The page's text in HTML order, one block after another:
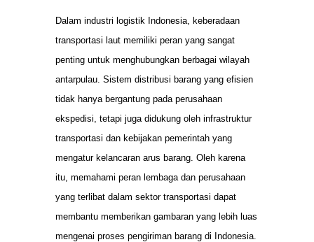
Dalam industri logistik Indonesia, keberadaan
transportasi laut memiliki peran yang sangat
penting untuk menghubungkan berbagai wilayah
antarpulau. Sistem distribusi barang yang efisien
tidak hanya bergantung pada perusahaan
ekspedisi, tetapi juga didukung oleh infrastruktur
transportasi dan kebijakan pemerintah yang
mengatur kelancaran arus barang. Oleh karena
itu, memahami peran lembaga dan perusahaan
yang terlibat dalam sektor transportasi dapat
membantu memberikan gambaran yang lebih luas
mengenai proses pengiriman barang di Indonesia.